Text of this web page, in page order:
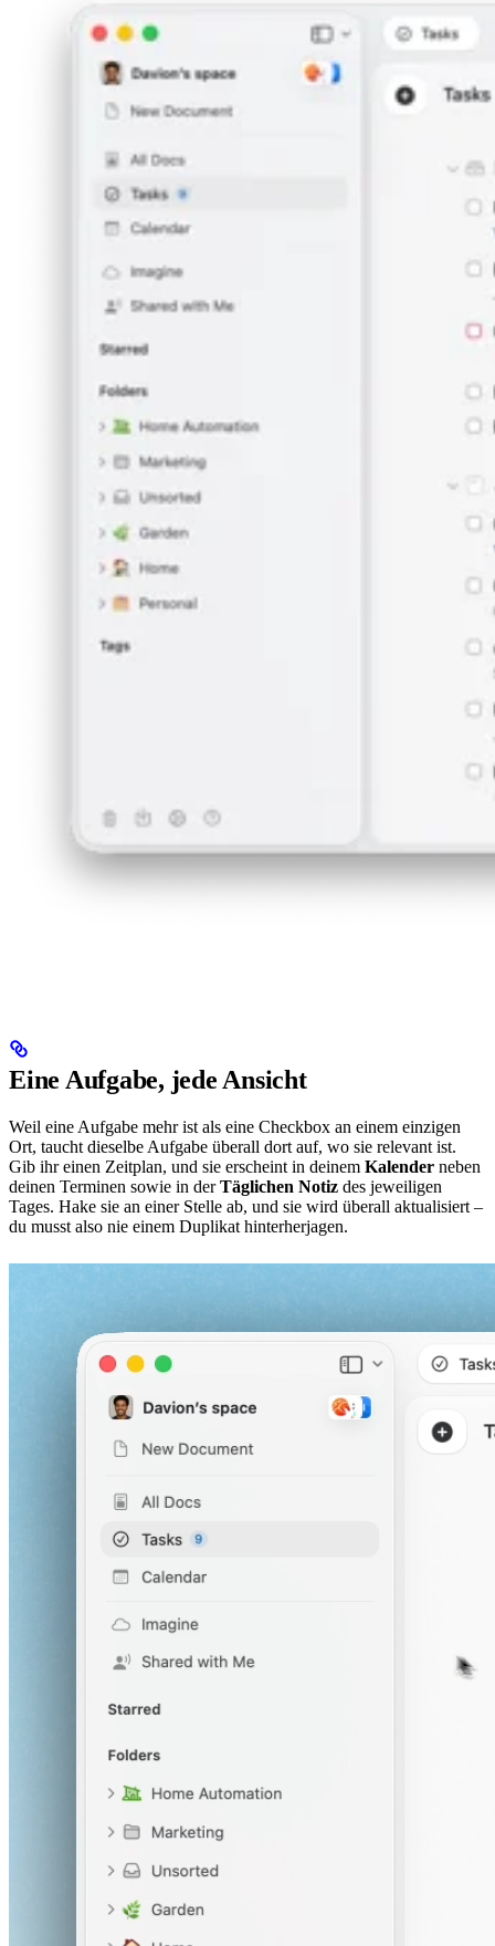
Eine Aufgabe, jede Ansicht
Weil eine Aufgabe mehr ist als eine Checkbox an einem einzigen
Ort, taucht dieselbe Aufgabe überall dort auf, wo sie relevant ist.
Gib ihr einen Zeitplan, und sie erscheint in deinem Kalender neben
deinen Terminen sowie in derTäglichen Notiz des jeweiligen
Tages. Hake sie an einer Stelle ab, und sie wird überall aktualisiert –
du musst also nie einem Duplikat hinterherjagen.